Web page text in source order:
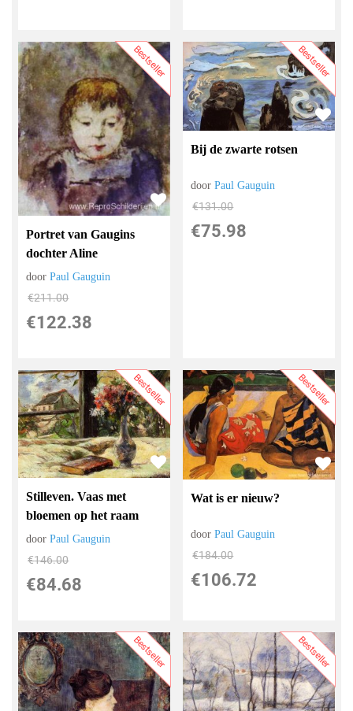
Bestseller
Portret van Gaugins
dochter Aline
doorPaul Gauguin
€211.00
€122.38
Bestseller
Bij de zwarte rotsen
doorPaul Gauguin
€131.00
€75.98
Bestseller
Stilleven. Vaas met
bloemen op het raam
doorPaul Gauguin
€146.00
€84.68
Bestseller
Wat is er nieuw?
doorPaul Gauguin
€184.00
€106.72
Bestseller Bestseller